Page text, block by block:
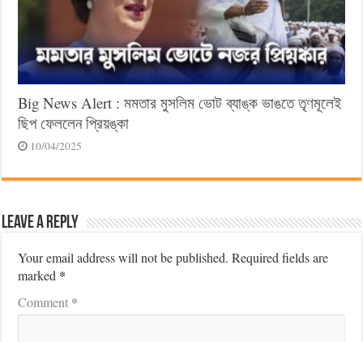
Big News Alert : মমতার মুসলিম ভোট ব্যাঙ্ক ভাঙতে তৃণমূলেই
ছিপ ফেললেন প্রিয়ঙ্কা
10/04/2025
Leave a Reply
Your email address will not be published. Required fields are
marked *
Comment *